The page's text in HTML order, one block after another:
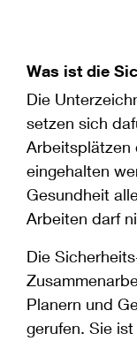
Was ist die
Die
setzen sich
Arbeitsplätzen
eingehalten
Gesundheit
Arbeiten darf
Die
Planern und
gerufen. Sie